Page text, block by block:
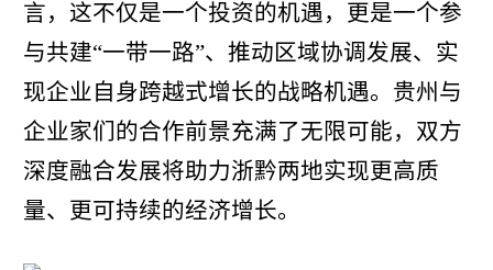
言，这不仅是一个投资的机遇，更是一个参
与共建“一带一路”、推动区域协调发展、实
现企业自身跨越式增长的战略机遇。贵州与
企业家们的合作前景充满了无限可能，双方
深度融合发展将助力浙黔两地实现更高质
量、更可持续的经济增长。